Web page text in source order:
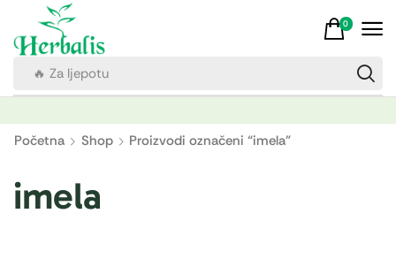
🔥 Za ljepotu
0
Početna Shop Proizvodi označeni “imela”
imela